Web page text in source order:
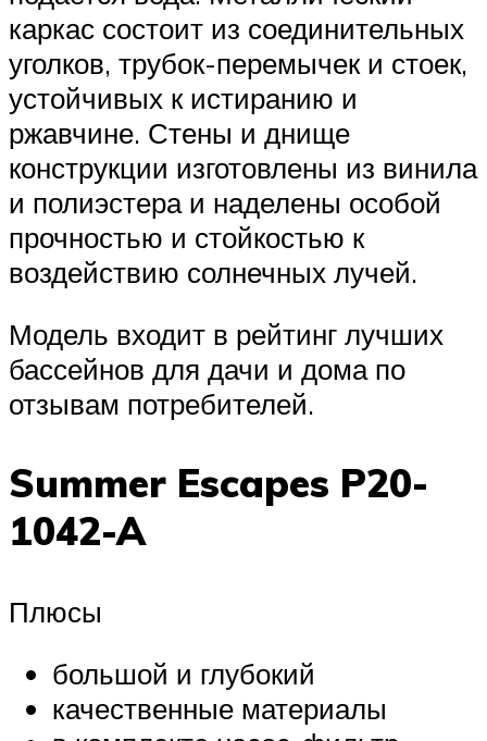
каркас состоит из соединительных
уголков, трубок-перемычек и стоек,
устойчивых к истиранию и
ржавчине. Стены и днище
конструкции изготовлены из винила
и полиэстера и наделены особой
прочностью и стойкостью к
воздействию солнечных лучей.
Модель входит в рейтинг лучших
бассейнов для дачи и дома по
отзывам потребителей.
Summer Escapes P20-
1042-A
Плюсы
большой и глубокий
качественные материалы